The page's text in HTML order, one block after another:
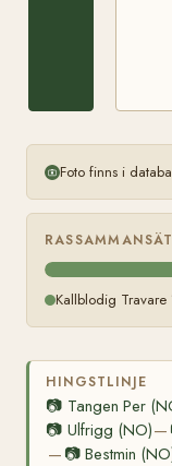
Foto finns i
Kallblodig Travare
HINGSTLINJE
📷 Tangen Per
📷 Ulfrigg (NO)—
— 📷Bestmin